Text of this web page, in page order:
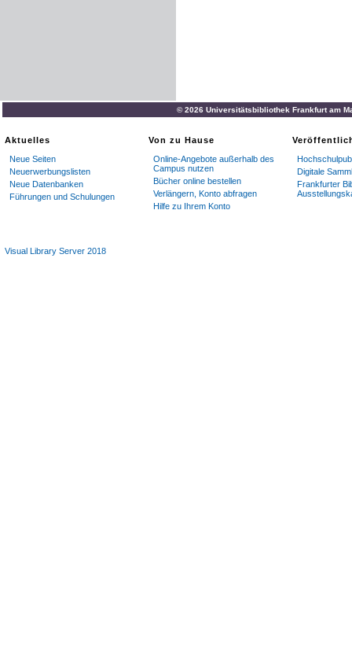
© 2026 Universitätsbibliothek Frankfurt am
Aktuelles
Neue Seiten
Neuerwerbungslisten
Neue Datenbanken
Führungen und Schulungen
Von zu Hause
Online-Angebote außerhalb des
Campus nutzen
Bücher online bestellen
Verlängern, Konto abfragen
Hilfe zu Ihrem Konto
Digitale
Frankfurter
Visual Library Server 2018